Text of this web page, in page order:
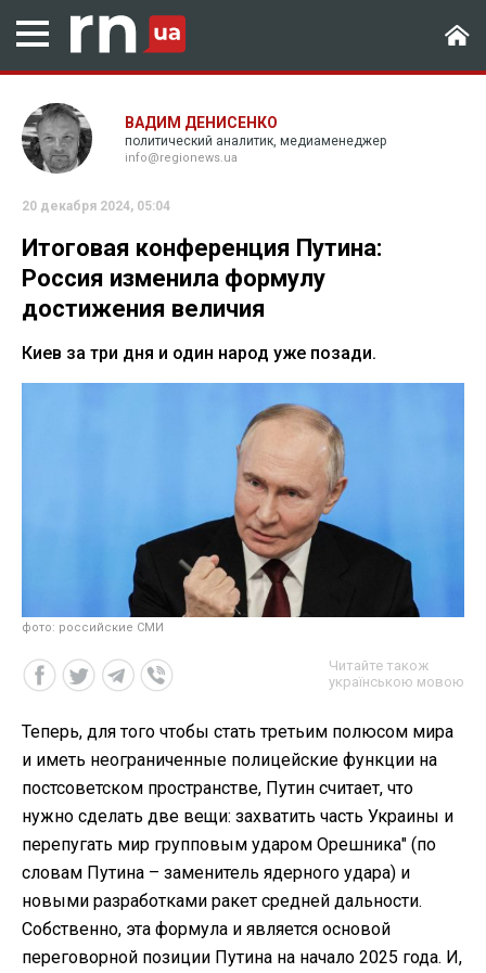
ВАДИМ ДЕНИСЕНКО
политический аналитик, медиаменеджер
info@regionews.ua
20 декабря 2024, 05:04
Итоговая конференция Путина:
Россия изменила формулу
достижения величия
Киев за три дня и один народ уже позади.
фото: российские СМИ
Читайте також
українською мовою
Теперь, для того чтобы стать третьим полюсом мира
и иметь неограниченные полицейские функции на
постсоветском пространстве, Путин считает, что
нужно сделать две вещи: захватить часть Украины и
перепугать мир групповым ударом Орешника" (по
словам Путина – заменитель ядерного удара) и
новыми разработками ракет средней дальности.
Собственно, эта формула и является основой
переговорной позиции Путина на начало 2025 года. И,